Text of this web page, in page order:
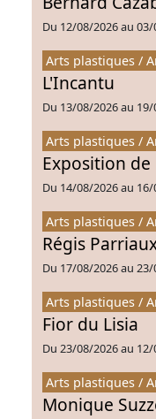
Du 12/08/2026 au
Arts plastiques /
L'Incantu
Du 13/08/2026 au
Arts plastiques /
Exposition
Du 14/08/2026 au
Arts plastiques /
Régis
Du 17/08/2026 au
Arts plastiques /
Fior du Lisia
Du 23/08/2026 au
Arts plastiques /
Monique